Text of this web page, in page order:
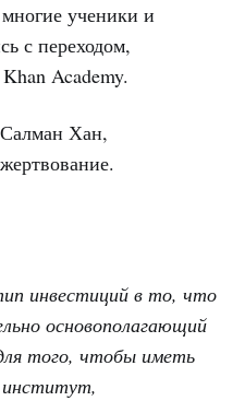
ученики и
с переходом,
Academy.
Хан,
инвестиций в то, что
основополагающий
того, чтобы иметь